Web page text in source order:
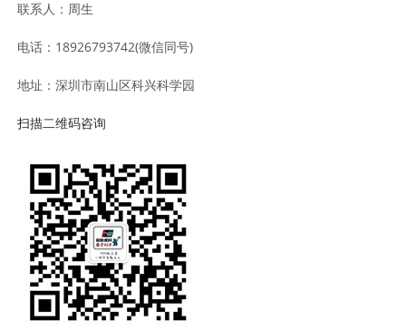
联系人：周生
电话：18926793742(微信同号)
地址：深圳市南山区科兴科学园
扫描二维码咨询